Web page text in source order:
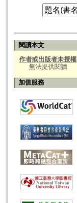
閱讀本文
作者或出版者未授權
無法提供閱讀
加值服務